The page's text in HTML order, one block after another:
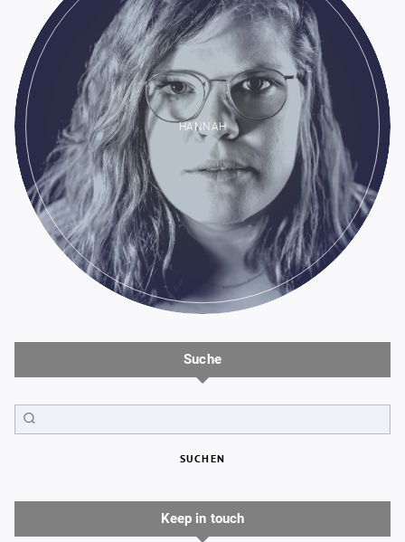
HANNAH
Suche
SUCHEN
Keep in touch